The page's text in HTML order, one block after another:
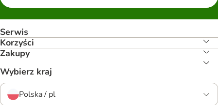
Serwis
Korzyści
Zakupy
Wybierz kraj
Polska / pl